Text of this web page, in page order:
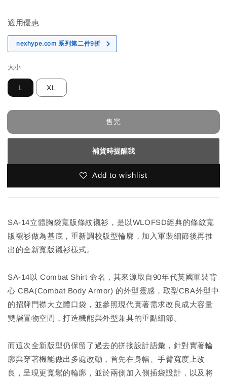
適用優惠
nexhype.com 系列第二件9折
大小
L XL
售完
補貨時提醒我
Add to wishlist
SA-14立體胸袋寬版條紋襯衫，是以WLOFSD經典的條紋寬
版襯衫做為基底，重新調校版型輪廓，加入軍裝細節後再推
出的全新寬版襯衫樣式。
SA-14以 Combat Shirt 命名，其來源取自90年代英國軍裝背
心 CBA(Combat Body Armor) 的外型靈感，取型CBA外型中
的招牌門襟大立體口袋，並參照現代實著需求改良成大容量
雙層置物空間，打造機能與外型兼具的重點細節。
而這次全新版型仍保留了過去的拼接設計語彙，針對實著輪
廓與穿著機能做出多處改動，首先在身幅、手臂寬度上改
良，呈現更寬鬆的輪廓，並於兩側加入側插袋設計，以及將